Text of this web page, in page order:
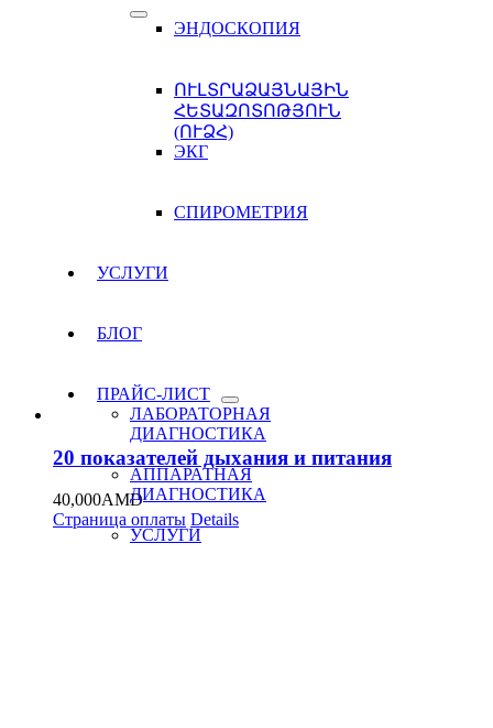
ЭНДОСКОПИЯ
ՈՒԼՏՐԱՁԱՅՆԱՅԻՆ
ՀԵՏԱԶՈՏՈԹՅՈՒՆ
(ՈՒՁՀ)
ЭКГ
СПИРОМЕТРИЯ
УСЛУГИ
БЛОГ
ПРАЙС-ЛИСТ
ЛАБОРАТОРНАЯ
ДИАГНОСТИКА
АППАРАТНАЯ
ДИАГНОСТИКА
УСЛУГИ
20 показателей дыхания и питания
40,000AMD
Страница оплаты Details